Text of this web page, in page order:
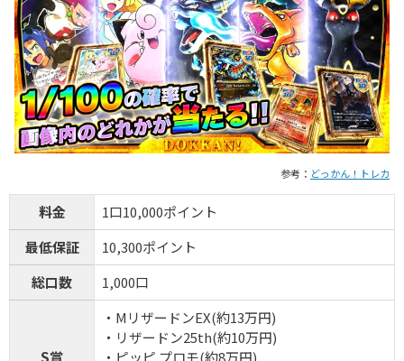
参考： どっかん！トレカ
料金
1口10,000ポイント
最低保証
10,300ポイント
総口数
1,000口
S賞
・MリザードンEX(約13万円)
・リザードン25th(約10万円)
・ピッピ プロモ(約8万円)